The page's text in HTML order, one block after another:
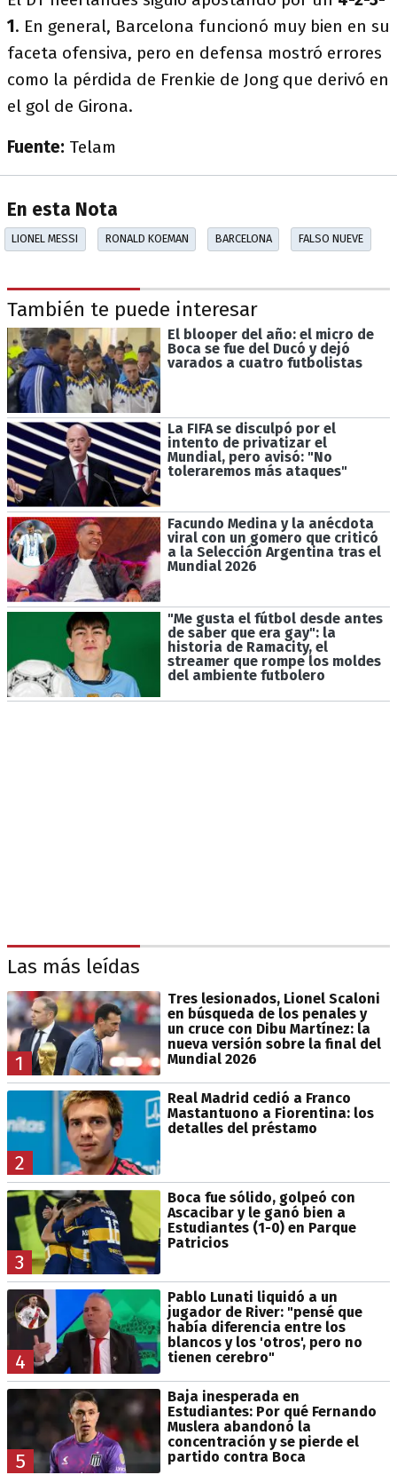
1. En general, Barcelona funcionó muy bien en su
faceta ofensiva, pero en defensa mostró errores
como la pérdida de Frenkie de Jong que derivó en
el gol de Girona.
Fuente: Telam
En esta Nota
LIONEL MESSI RONALD KOEMAN BARCELONA FALSO NUEVE
También te puede interesar
El blooper del año: el micro de
Boca se fue del Ducó y dejó
varados a cuatro futbolistas
La FIFA se disculpó por el
intento de privatizar el
Mundial, pero avisó: "No
toleraremos más ataques"
Facundo Medina y la anécdota
viral con un gomero que criticó
a la Selección Argentina tras el
Mundial 2026
"Me gusta el fútbol desde antes
de saber que era gay": la
historia de Ramacity, el
streamer que rompe los moldes
del ambiente futbolero
Las más leídas
1
Tres lesionados, Lionel Scaloni
en búsqueda de los penales y
un cruce con Dibu Martínez: la
nueva versión sobre la final del
Mundial 2026
2
Real Madrid cedió a Franco
Mastantuono a Fiorentina: los
detalles del préstamo
3
Boca fue sólido, golpeó con
Ascacibar y le ganó bien a
Estudiantes (1-0) en Parque
Patricios
4
Pablo Lunati liquidó a un
jugador de River: "pensé que
había diferencia entre los
blancos y los 'otros', pero no
tienen cerebro"
5
Baja inesperada en
Estudiantes: Por qué Fernando
Muslera abandonó la
concentración y se pierde el
partido contra Boca